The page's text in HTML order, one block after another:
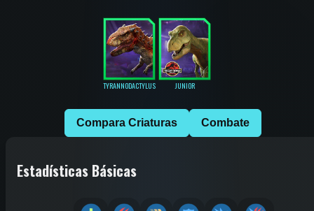
TYRANNODACTYLUS JUNIOR
Compara Criaturas Combate
Estadísticas Básicas